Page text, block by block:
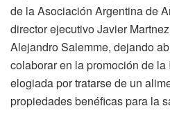
de la Asociación Argentina de
director ejecutivo Javier
Alejandro Salemme, dejando
colaborar en la promoción de
elogiada por tratarse de un
propiedades benéficas para la